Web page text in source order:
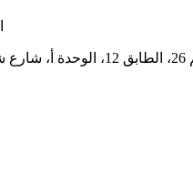
ملصدرا، طهران